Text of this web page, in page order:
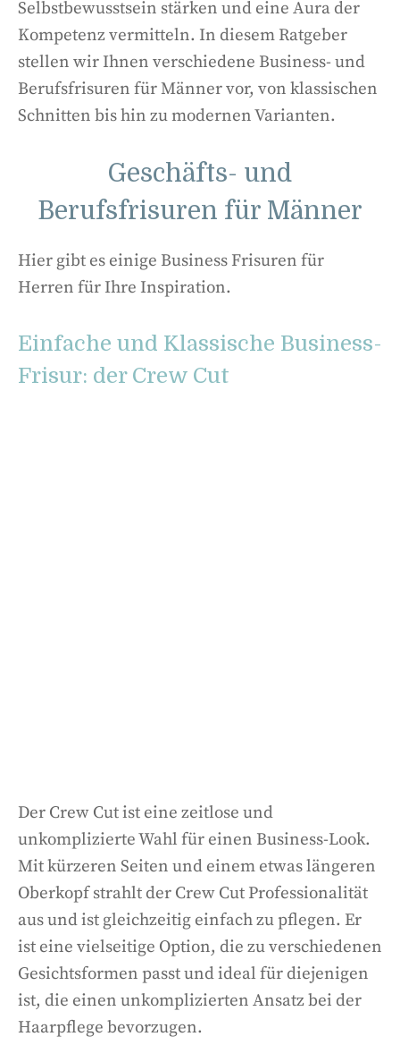
Selbstbewusstsein stärken und eine Aura der
Kompetenz vermitteln. In diesem Ratgeber
stellen wir Ihnen verschiedene Business- und
Berufsfrisuren für Männer vor, von klassischen
Schnitten bis hin zu modernen Varianten.
Geschäfts- und
Berufsfrisuren für Männer
Hier gibt es einige Business Frisuren für
Herren für Ihre Inspiration.
Einfache und Klassische Business-
Frisur: der Crew Cut
Der Crew Cut ist eine zeitlose und
unkomplizierte Wahl für einen Business-Look.
Mit kürzeren Seiten und einem etwas längeren
Oberkopf strahlt der Crew Cut Professionalität
aus und ist gleichzeitig einfach zu pflegen. Er
ist eine vielseitige Option, die zu verschiedenen
Gesichtsformen passt und ideal für diejenigen
ist, die einen unkomplizierten Ansatz bei der
Haarpflege bevorzugen.